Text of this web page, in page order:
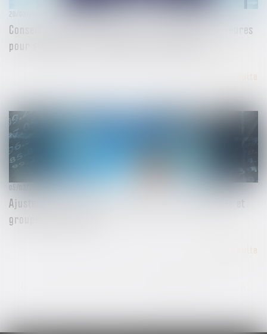
Conseil national du commerce : des réformes majeures
pour simplifier les formalités commerciales
20/03/2024
Lire la suite
Ajustement des critères de taille pour les sociétés et
groupes de sociétés
05/03/2024
Lire la suite